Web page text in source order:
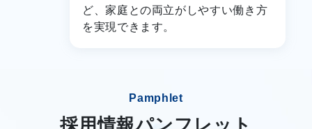
ど、家庭との両立がしやすい働き方
を実現できます。
Pamphlet
採用情報パンフレット